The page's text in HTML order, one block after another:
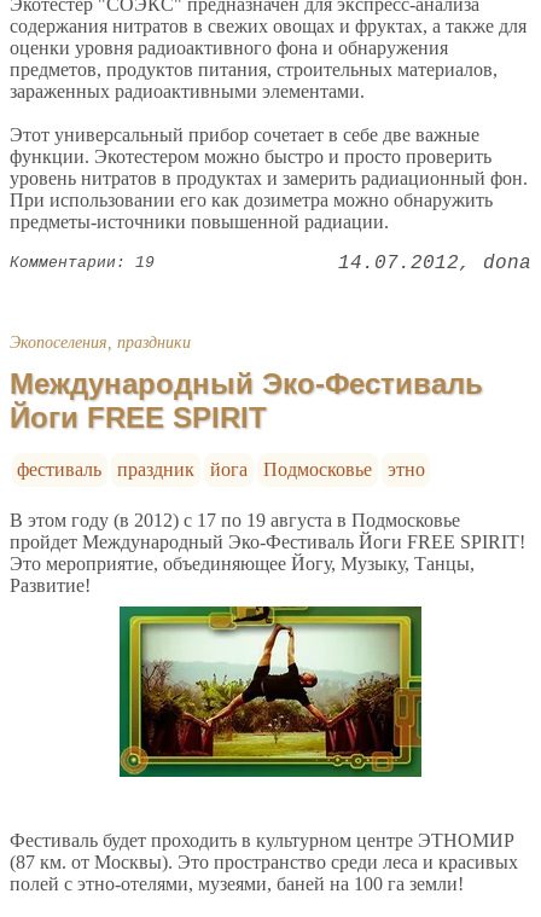
содержания нитратов в свежих овощах и фруктах, а также для
оценки уровня радиоактивного фона и обнаружения
предметов, продуктов питания, строительных материалов,
зараженных радиоактивными элементами.
Этот универсальный прибор сочетает в себе две важные
функции. Экотестером можно быстро и просто проверить
уровень нитратов в продуктах и замерить радиационный фон.
При использовании его как дозиметра можно обнаружить
предметы-источники повышенной радиации.
Комментарии: 19 14.07.2012 dona
Экопоселения, праздники
Международный Эко-Фестиваль
Йоги FREE SPIRIT
фестиваль праздник йога Подмосковье этно
В этом году (в 2012) c 17 по 19 августа в Подмосковье
пройдет Международный Эко-Фестиваль Йоги FREE SPIRIT!
Это мероприятие, объединяющее Йогу, Музыку, Танцы,
Развитие!
Фестиваль будет проходить в культурном центре ЭТНОМИР
(87 км. от Москвы). Это пространство среди леса и красивых
полей с этно-отелями, музеями, баней на 100 га земли!